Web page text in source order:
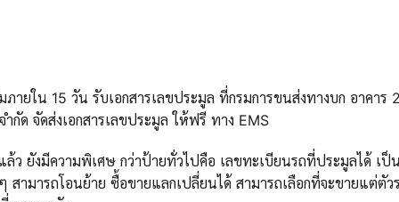
ภายใน 15 วัน รับเอกสารเลขประมูล ที่กรมการขนส่งทางบก อาคาร
ด จัดส่งเอกสารเลขประมูล ให้ฟรี ทาง EMS
ว ยังมีความพิเศษ กว่าป้ายทั่วไปคือ เลขทะเบียนรถที่ประมูลได้ เป็
มารถโอนย้าย ซื้อขายแลกเปลี่ยนได้ สามารถเลือกที่จะขายแต่ตัว